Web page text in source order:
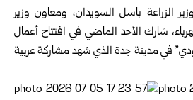
الزراعة باسل ‏السويدان، ومعاون وزير
شارك الأحد الماضي ‏في افتتاح أعمال
في مدينة جدة الذي شهد مشاركة عربية